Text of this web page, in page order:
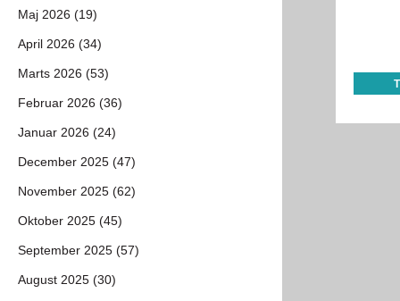
Maj 2026 (19)
April 2026 (34)
Marts 2026 (53)
Februar 2026 (36)
Januar 2026 (24)
December 2025 (47)
November 2025 (62)
Oktober 2025 (45)
September 2025 (57)
August 2025 (30)